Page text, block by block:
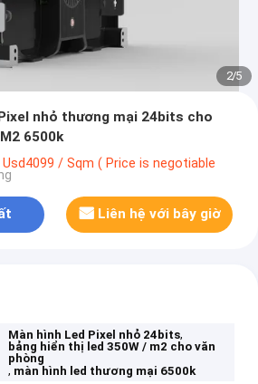
2/5
nhỏ thương mại 24bits cho
6500k
/ Sqm ( Price is negotiable
Liên hệ với bây giờ
Màn hình Led Pixel nhỏ 24bits,
bảng hiển thị led 350W / m2 cho văn
phòng
, màn hình led thương mại 6500k